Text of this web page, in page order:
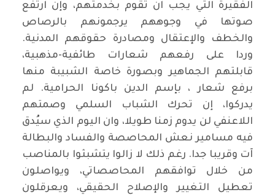
الفقيرة التي يجب ان تقوم بخدمتهم، وإن ارتفع
صوتها في وجوههم يرجمونهم بالرصاص
والخطف والإعتقال ومصادرة حقوقهم المدنية.
وردا على رفعهم شعارات طائفية-مذهبية،
قابلتهم الجماهير وبصورة خاصة الشبيبة منها
برفع شعار ، بإسم الدين باكونا الحرامية. لم
يدركوا، إن تحرك الشباب السلمي وصمتهم
اللاعنفي لن يدوم زمنا طويلا، وان اليوم الذي سيُدق
فيه مسامير نعش المحاصصة والفساد والبطالة
آت وقريبا جدا. رغم ذلك لا زالوا يتشبثوا بالمناصب
من خلال توافقهم المحاصصاتي، ويواصلون
تعطيل التغيير والإصلاح الحقيقي، ويعرقلون